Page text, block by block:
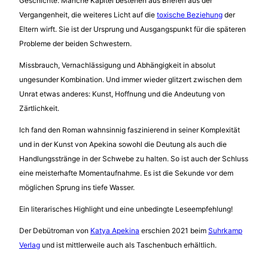
Vergangenheit, die weiteres Licht auf die toxische Beziehung der
Eltern wirft. Sie ist der Ursprung und Ausgangspunkt für die späteren
Probleme der beiden Schwestern.
Missbrauch, Vernachlässigung und Abhängigkeit in absolut
ungesunder Kombination. Und immer wieder glitzert zwischen dem
Unrat etwas anderes: Kunst, Hoffnung und die Andeutung von
Zärtlichkeit.
Ich fand den Roman wahnsinnig faszinierend in seiner Komplexität
und in der Kunst von Apekina sowohl die Deutung als auch die
Handlungsstränge in der Schwebe zu halten. So ist auch der Schluss
eine meisterhafte Momentaufnahme. Es ist die Sekunde vor dem
möglichen Sprung ins tiefe Wasser.
Ein literarisches Highlight und eine unbedingte Leseempfehlung!
Der Debütroman von Katya Apekina erschien 2021 beim Suhrkamp
Verlag und ist mittlerweile auch als Taschenbuch erhältlich.